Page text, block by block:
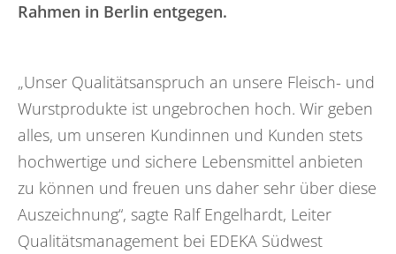
Rahmen in Berlin entgegen.
„Unser Qualitätsanspruch an unsere Fleisch- und
Wurstprodukte ist ungebrochen hoch. Wir geben
alles, um unseren Kundinnen und Kunden stets
hochwertige und sichere Lebensmittel anbieten
zu können und freuen uns daher sehr über diese
Auszeichnung“, sagte Ralf Engelhardt, Leiter
Qualitätsmanagement bei EDEKA Südwest